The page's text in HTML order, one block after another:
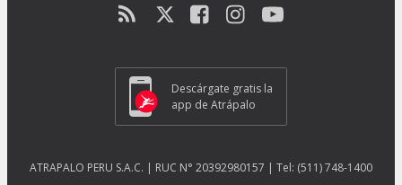
Descárgate gratis la
app de Atrápalo
ATRAPALO PERU S.A.C. | RUC N° 20392980157 | Tel: (511) 748-1400